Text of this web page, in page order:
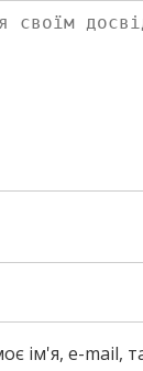
ім'я, e-mail,